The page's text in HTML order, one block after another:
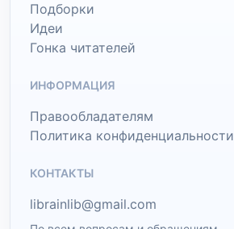
Подборки
Идеи
Гонка читателей
ИНФОРМАЦИЯ
Правообладателям
Политика конфиденциальности
КОНТАКТЫ
librainlib@gmail.com